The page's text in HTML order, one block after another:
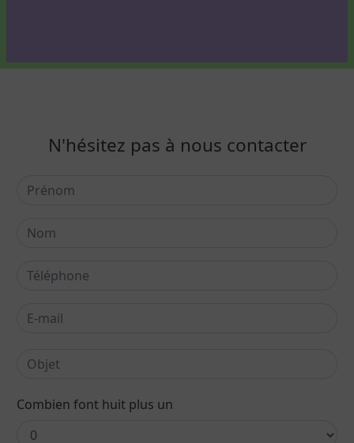
N'hésitez pas à nous contacter
Combien font huit plus un